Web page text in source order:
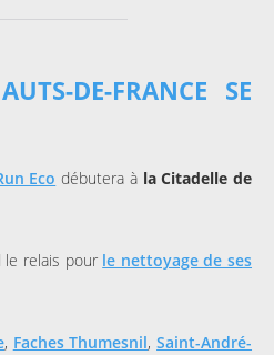
DE-FRANCE SE
Eco débutera àla Citadelle de
le relais pour le nettoyage de ses
, Faches Thumesnil,Saint-André-